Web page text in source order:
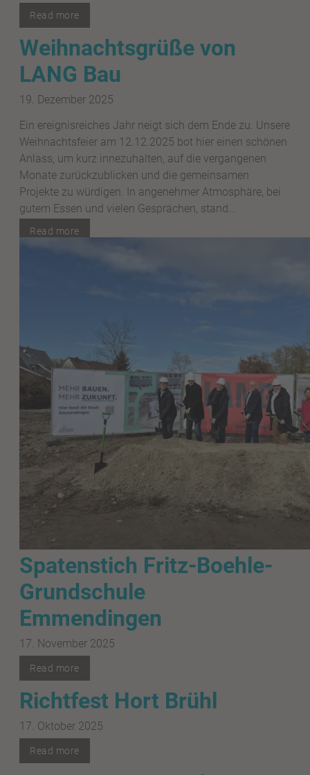
Read more
Weihnachtsgrüße von
LANG Bau
19. Dezember 2025
Ein ereignisreiches Jahr neigt sich dem Ende zu. Unsere
Weihnachtsfeier am 12.12.2025 bot hier einen schönen
Anlass, um kurz innezuhalten, auf die vergangenen
Monate zurückzublicken und die gemeinsamen
Projekte zu würdigen. In angenehmer Atmosphäre, bei
gutem Essen und vielen Gesprächen, stand...
Read more
Spatenstich Fritz-Boehle-
Grundschule
Emmendingen
17. November 2025
Read more
Richtfest Hort Brühl
17. Oktober 2025
Read more